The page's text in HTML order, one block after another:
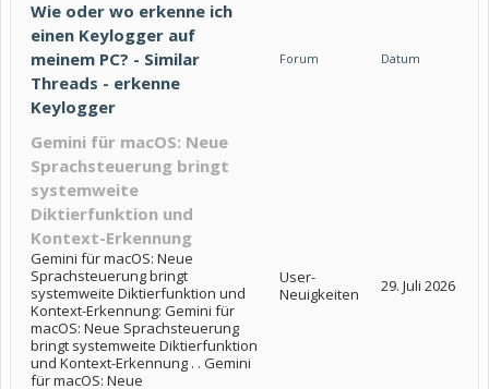
Wie oder wo erkenne ich
einen Keylogger auf
meinem PC? - Similar
Threads - erkenne
Keylogger
Forum Datum
Gemini für macOS: Neue
Sprachsteuerung bringt
systemweite
Diktierfunktion und
Kontext-Erkennung
Gemini für macOS: Neue
Sprachsteuerung bringt
systemweite Diktierfunktion und
Kontext-Erkennung: Gemini für
macOS: Neue Sprachsteuerung
bringt systemweite Diktierfunktion
und Kontext-Erkennung . . Gemini
für macOS: Neue
User-
Neuigkeiten
29. Juli 2026